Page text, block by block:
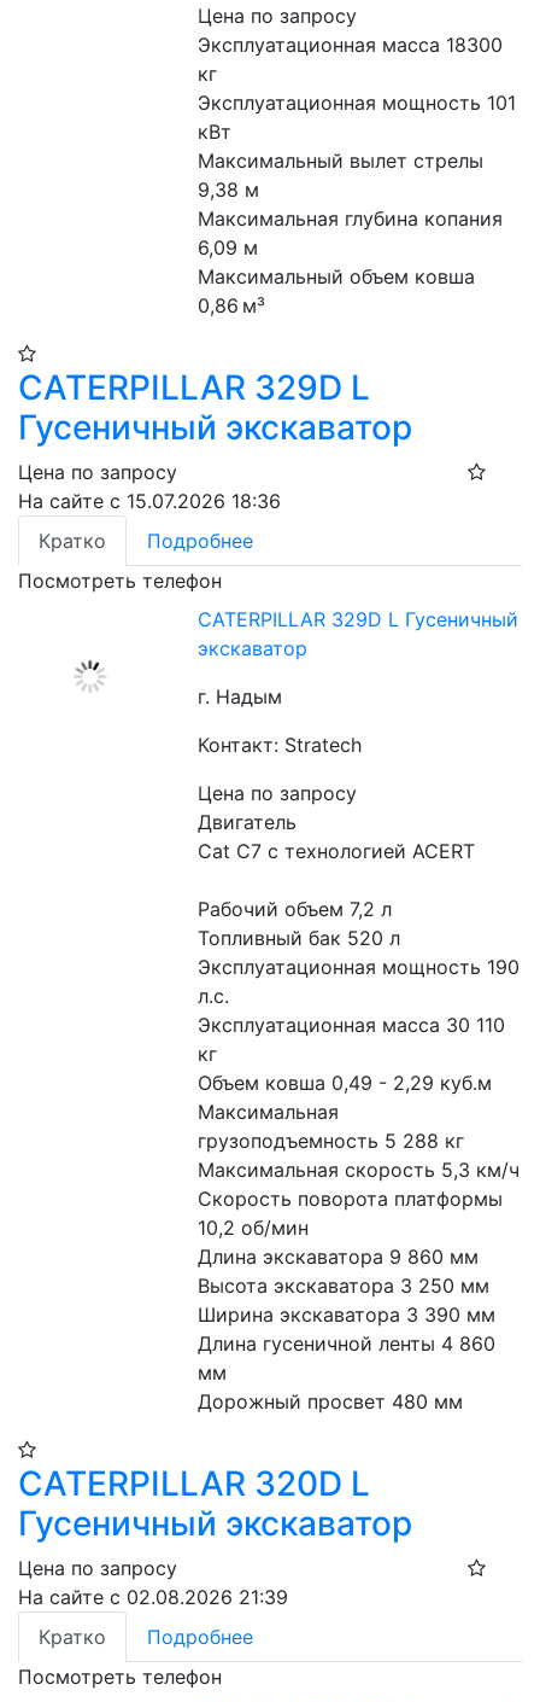
Цена по запросу
Эксплуатационная масса 18300
кг
Эксплуатационная мощность 101
кВт
Максимальный вылет стрелы
9,38 м
Максимальная глубина копания
6,09 м
Максимальный объем ковша
0,86 м³
CATERPILLAR 329D L
Гусеничный экскаватор
Цена по запросу
На сайте с 15.07.2026 18:36
Кратко
Подробнее
Посмотреть телефон
CATERPILLAR 329D L Гусеничный
экскаватор
г. Надым
Контакт: Stratech
Цена по запросу
Двигатель
Cat C7 с технологией ACERT
Рабочий объем 7,2 л
Топливный бак 520 л
Эксплуатационная мощность 190
л.с.
Эксплуатационная масса 30 110
кг
Объем ковша 0,49 - 2,29 куб.м
Максимальная
грузоподъемность 5 288 кг
Максимальная скорость 5,3 км/ч
Скорость поворота платформы
10,2 об/мин
Длина экскаватора 9 860 мм
Высота экскаватора 3 250 мм
Ширина экскаватора 3 390 мм
Длина гусеничной ленты 4 860
мм
Дорожный просвет 480 мм
CATERPILLAR 320D L
Гусеничный экскаватор
Цена по запросу
На сайте с 02.08.2026 21:39
Кратко
Подробнее
Посмотреть телефон